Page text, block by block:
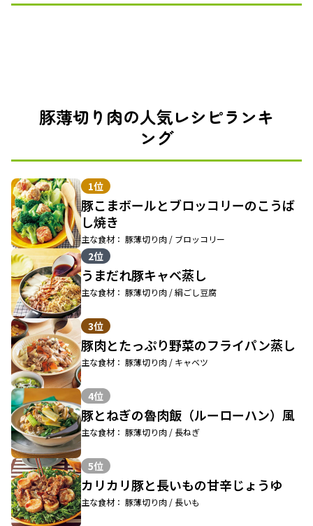
豚薄切り肉の人気レシピランキ
ング
1位
豚こまボールとブロッコリーのこうば
し焼き
主な食材： 豚薄切り肉 / ブロッコリー
2位
うまだれ豚キャベ蒸し
主な食材： 豚薄切り肉 / 絹ごし豆腐
3位
豚肉とたっぷり野菜のフライパン蒸し
主な食材： 豚薄切り肉 / キャベツ
4位
豚とねぎの魯肉飯（ルーローハン）風
主な食材： 豚薄切り肉 / 長ねぎ
5位
カリカリ豚と長いもの甘辛じょうゆ
主な食材： 豚薄切り肉 / 長いも